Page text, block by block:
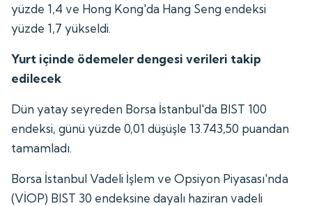
yüzde 1,4 ve Hong Kong'da Hang Seng endeksi
yüzde 1,7 yükseldi.
Yurt içinde ödemeler dengesi verileri takip
edilecek
Dün yatay seyreden Borsa İstanbul'da BIST 100
endeksi, günü yüzde 0,01 düşüşle 13.743,50 puandan
tamamladı.
Borsa İstanbul Vadeli İşlem ve Opsiyon Piyasası'nda
(VİOP) BIST 30 endeksine dayalı haziran vadeli